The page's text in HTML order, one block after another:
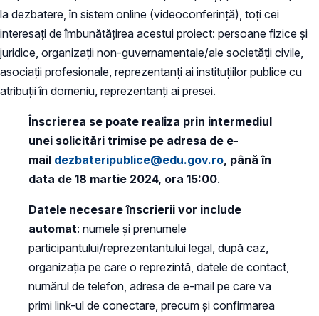
la dezbatere, în sistem online (videoconferință), toți cei
interesați de îmbunătățirea acestui proiect: persoane fizice și
juridice, organizații non-guvernamentale/ale societății civile,
asociații profesionale, reprezentanți ai instituțiilor publice cu
atribuții în domeniu, reprezentanți ai presei.
Înscrierea se poate realiza prin intermediul
unei solicitări trimise pe adresa de e-
mail dezbateripublice@edu.gov.ro, până în
data de 18 martie 2024, ora 15:00.
Datele necesare înscrierii vor include
automat: numele și prenumele
participantului/reprezentantului legal, după caz,
organizația pe care o reprezintă, datele de contact,
numărul de telefon, adresa de e-mail pe care va
primi link-ul de conectare, precum și confirmarea